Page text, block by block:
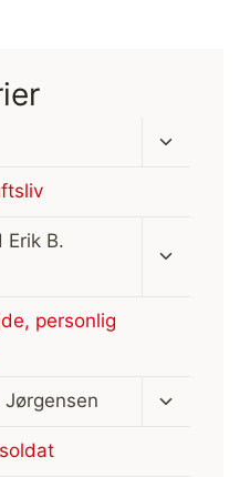
Skift
B.
personlig
Jørgensen
Skift